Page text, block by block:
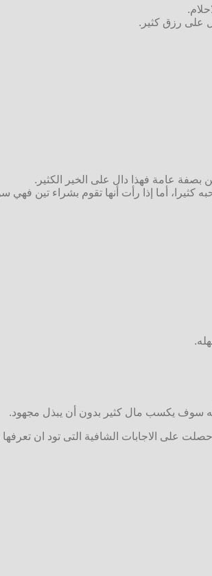
على رزق كثير.
بصفة عامة فهذا دال على الخير الكثير.
كثيرا، أما إذا رأت أنها تقوم بشراء تين
أنه سوف يكسب مال كثير بدون أن يبذل مجهود.
حصلت على الاجابات الشافية التى تود ان